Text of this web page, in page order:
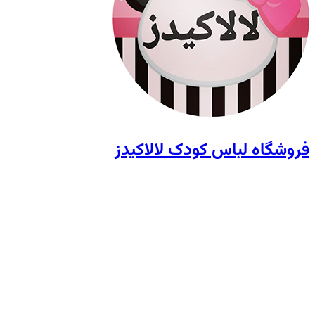
فروشگاه لباس کودک لالاکیدز